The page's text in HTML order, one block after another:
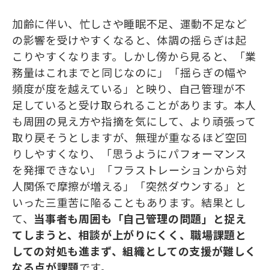
加齢に伴い、忙しさや睡眠不足、運動不足など
の影響を受けやすくなると、体調の揺らぎは起
こりやすくなります。しかし傍から見ると、「業
務量はこれまでと同じなのに」「揺らぎの幅や
頻度が度を越えている」と映り、自己管理が不
足していると受け取られることがあります。本人
も周囲の見え方や指摘を気にして、より頑張って
取り戻そうとしますが、無理が重なるほど空回
りしやすくなり、「思うようにパフォーマンス
を発揮できない」「フラストレーションから対
人関係で摩擦が増える」「突然ダウンする」と
いった三重苦に陥ることもあります。結果とし
て、 当事者も周囲も「自己管理の問題」と捉え
てしまうと、相談が上がりにくく、職場課題と
しての対処も進まず、組織としての支援が難しく